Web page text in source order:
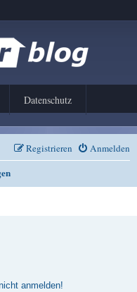
Datenschutz
Anmelden
Registrieren
anmelden!